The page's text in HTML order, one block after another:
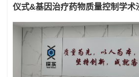
仪式&基因治疗药物质量控制学术